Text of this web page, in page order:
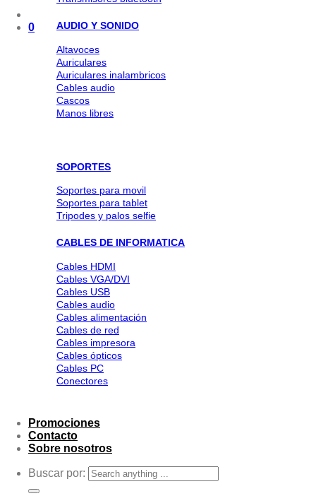
0 AUDIO Y SONIDO
Altavoces
Auriculares
Auriculares inalambricos
Cables audio
Cascos
Manos libres
SOPORTES
Soportes para movil
Soportes para tablet
Tripodes y palos selfie
CABLES DE INFORMATICA
Cables HDMI
Cables VGA/DVI
Cables USB
Cables audio
Cables alimentación
Cables de red
Cables impresora
Cables ópticos
Cables PC
Conectores
Promociones
Contacto
Sobre nosotros
Buscar por: